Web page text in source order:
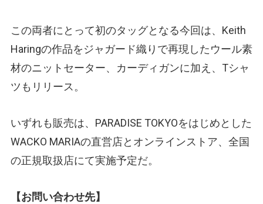
この両者にとって初のタッグとなる今回は、Keith
Haringの作品をジャガード織りで再現したウール素
材のニットセーター、カーディガンに加え、Tシャ
ツもリリース。
いずれも販売は、PARADISE TOKYOをはじめとした
WACKO MARIAの直営店とオンラインストア、全国
の正規取扱店にて実施予定だ。
【お問い合わせ先】